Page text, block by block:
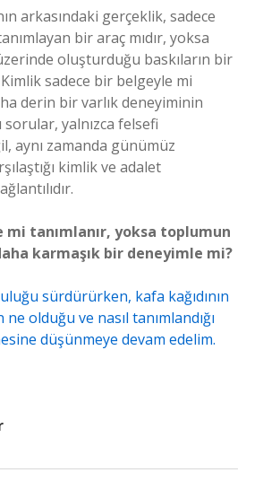
arkasındaki gerçeklik, sadece
bir araç mıdır, yoksa
oluşturduğu baskıların bir
Kimlik sadece bir belgeyle mi
derin bir varlık deneyiminin
sorular, yalnızca felsefi
aynı zamanda günümüz
kimlik ve adalet
tanımlanır, yoksa toplumun
karmaşık bir deneyimle mi?
sürdürürken, kafa kağıdının
olduğu ve nasıl tanımlandığı
düşünmeye devam edelim.